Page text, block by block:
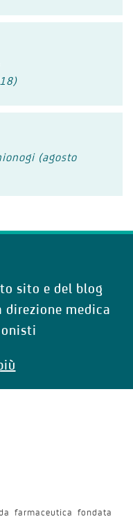
(agosto
sito e del blog
medica
farmaceutica fondata